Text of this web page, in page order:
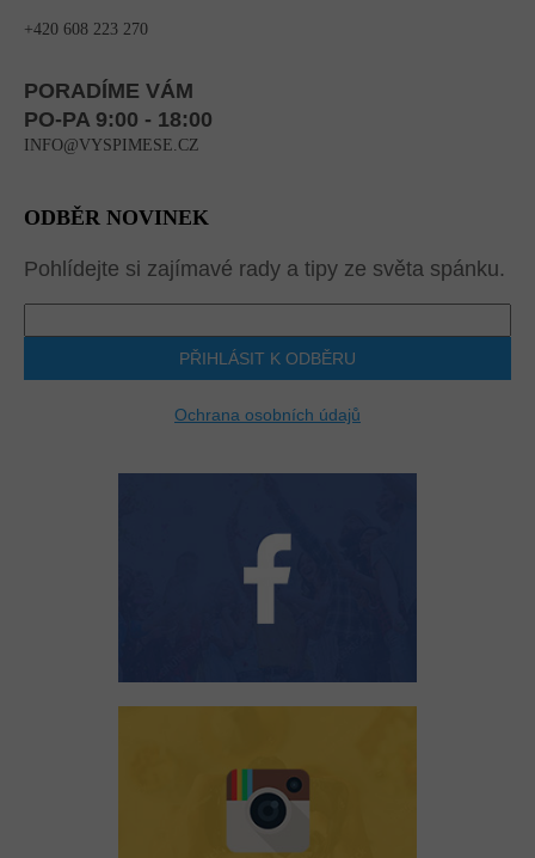
+420 608 223 270
PORADÍME VÁM
PO-PA 9:00 - 18:00
INFO@VYSPIMESE.CZ
ODBĚR NOVINEK
Pohlídejte si zajímavé rady a tipy ze světa spánku.
PŘIHLÁSIT K ODBĚRU
Ochrana osobních údajů